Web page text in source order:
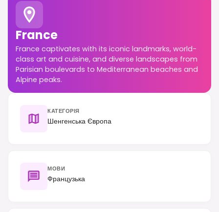
France
France captivates with its iconic landmarks, world-
class art and cuisine, and diverse landscapes from
Parisian boulevards to Mediterranean beaches and
Alpine peaks.
КАТЕГОРІЯ
Шенгенська Європа
МОВИ
Французька